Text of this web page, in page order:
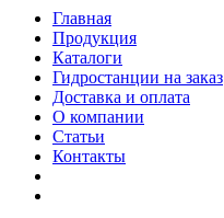
Главная
Продукция
Каталоги
Гидростанции на заказ
Доставка и оплата
О компании
Статьи
Контакты